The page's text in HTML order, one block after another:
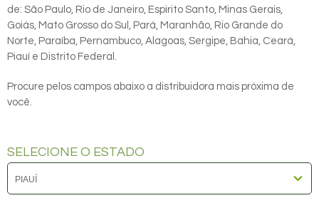
de: São Paulo, Rio de Janeiro, Espirito Santo, Minas Gerais,
Goiás, Mato Grosso do Sul, Pará, Maranhão, Rio Grande do
Norte, Paraíba, Pernambuco, Alagoas, Sergipe, Bahia, Ceará,
Piauí e Distrito Federal.
Procure pelos campos abaixo a distribuidora mais próxima de
você.
SELECIONE O ESTADO